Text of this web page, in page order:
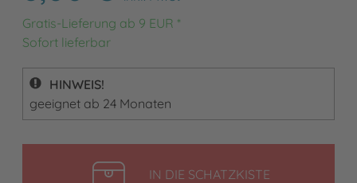
Gratis-Lieferung ab 9 EUR *
Sofort lieferbar
HINWEIS!
geeignet ab 24 Monaten
IN DIE SCHATZKISTELEGEN